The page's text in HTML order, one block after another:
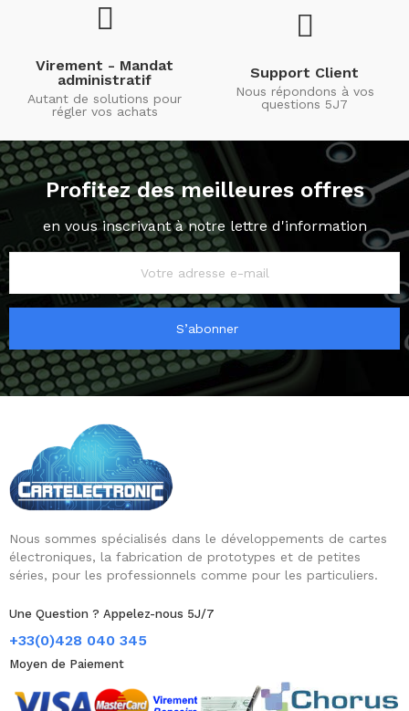
Virement - Mandat
administratif
Autant de solutions pour
régler vos achats
Support Client
Nous répondons à vos
questions 5J7
Profitez des meilleures offres
en vous inscrivant à notre lettre d'information
S’abonner
Nous sommes spécialisés dans le développements de cartes
électroniques, la fabrication de prototypes et de petites
séries, pour les professionnels comme pour les particuliers.
Une Question ? Appelez-nous 5J/7
+33(0)428 040 345
Moyen de Paiement